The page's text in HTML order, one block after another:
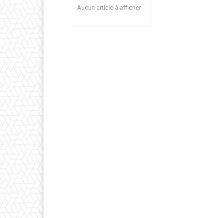
Aucun article à afficher